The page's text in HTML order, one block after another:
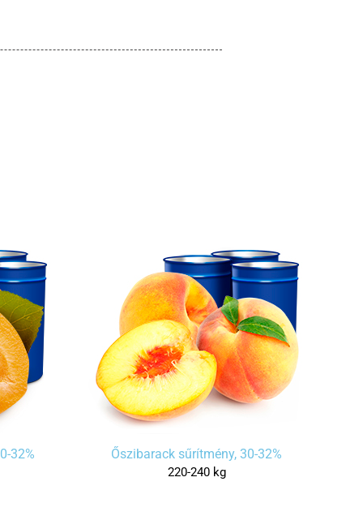
32% Őszibarack sűrítmény, 30-32%
220-240 kg